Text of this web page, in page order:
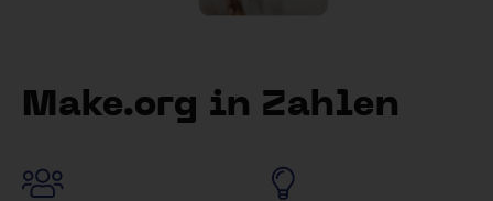
Make.org in Zahlen